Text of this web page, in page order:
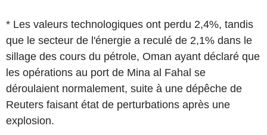
* Les valeurs technologiques ont perdu 2,4%, tandis
que le secteur de l'énergie a reculé de 2,1% dans le
sillage des cours du pétrole, Oman ayant déclaré que
les opérations au port de Mina al Fahal se
déroulaient normalement, suite à une dépêche de
Reuters faisant état de perturbations après une
explosion.